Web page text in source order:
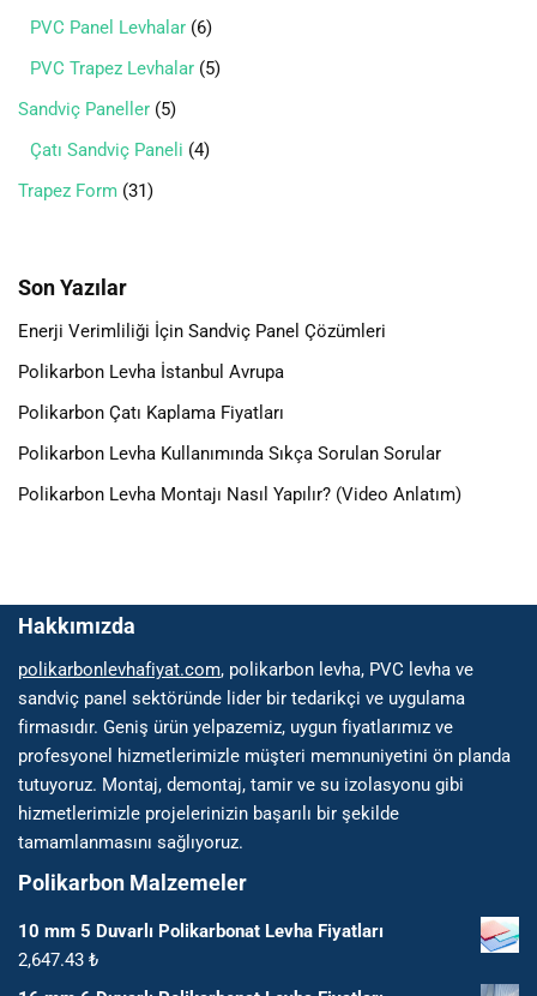
PVC Panel Levhalar 6
PVC Trapez Levhalar 5
Sandviç Paneller 5
Çatı Sandviç Paneli 4
Trapez Form 31
Son Yazılar
Enerji Verimliliği İçin Sandviç Panel Çözümleri
Polikarbon Levha İstanbul Avrupa
Polikarbon Çatı Kaplama Fiyatları
Polikarbon Levha Kullanımında Sıkça Sorulan Sorular
Polikarbon Levha Montajı Nasıl Yapılır? (Video Anlatım)
Hakkımızda
polikarbonlevhafiyat.com, polikarbon levha, PVC levha ve
sandviç panel sektöründe lider bir tedarikçi ve uygulama
firmasıdır. Geniş ürün yelpazemiz, uygun fiyatlarımız ve
profesyonel hizmetlerimizle müşteri memnuniyetini ön planda
tutuyoruz. Montaj, demontaj, tamir ve su izolasyonu gibi
hizmetlerimizle projelerinizin başarılı bir şekilde
tamamlanmasını sağlıyoruz.
Polikarbon Malzemeler
10 mm 5 Duvarlı Polikarbonat Levha Fiyatları
2,647.43 ₺